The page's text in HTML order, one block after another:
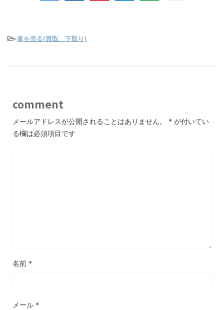
-車を売る(買取、下取り)
comment
メールアドレスが公開されることはありません。 * が付いてい
る欄は必須項目です
名前 *
メール *